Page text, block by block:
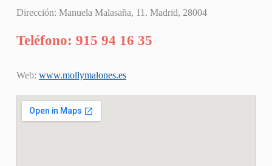
Dirección: Manuela Malasaña, 11. Madrid, 28004
Teléfono: 915 94 16 35
Web: www.mollymalones.es